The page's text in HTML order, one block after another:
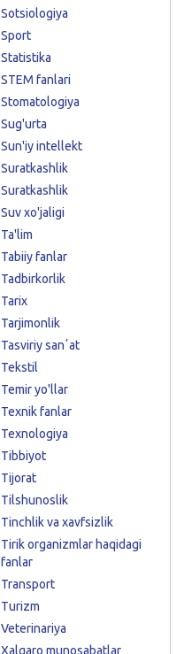
Sotsiologiya
Sport
Statistika
STEM fanlari
Stomatologiya
Sug'urta
Sun'iy intellekt
Suratkashlik
Suratkashlik
Suv xo'jaligi
Ta'lim
Tabiiy fanlar
Tadbirkorlik
Tarix
Tarjimonlik
Tasviriy sanʼat
Tekstil
Temir yo'llar
Texnik fanlar
Texnologiya
Tibbiyot
Tijorat
Tilshunoslik
Tinchlik va xavfsizlik
Tirik organizmlar haqidagi
fanlar
Transport
Turizm
Veterinariya
Xalqaro munosabatlar